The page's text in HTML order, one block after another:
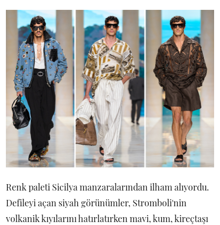
Renk paleti Sicilya manzaralarından ilham alıyordu.
Defileyi açan siyah görünümler, Stromboli'nin
volkanik kıyılarını hatırlatırken mavi, kum, kireçtaşı